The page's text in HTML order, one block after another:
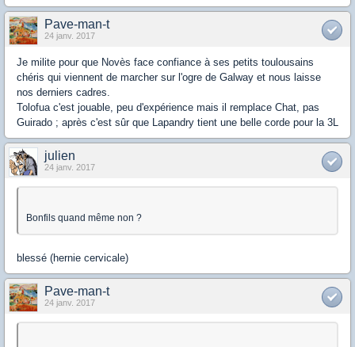
Pave-man-t
24 janv. 2017
Je milite pour que Novès face confiance à ses petits toulousains
chéris qui viennent de marcher sur l'ogre de Galway et nous laisse
nos derniers cadres.
Tolofua c'est jouable, peu d'expérience mais il remplace Chat, pas
Guirado ; après c'est sûr que Lapandry tient une belle corde pour la 3L
julien
24 janv. 2017
Bonfils quand même non ?
blessé (hernie cervicale)
Pave-man-t
24 janv. 2017